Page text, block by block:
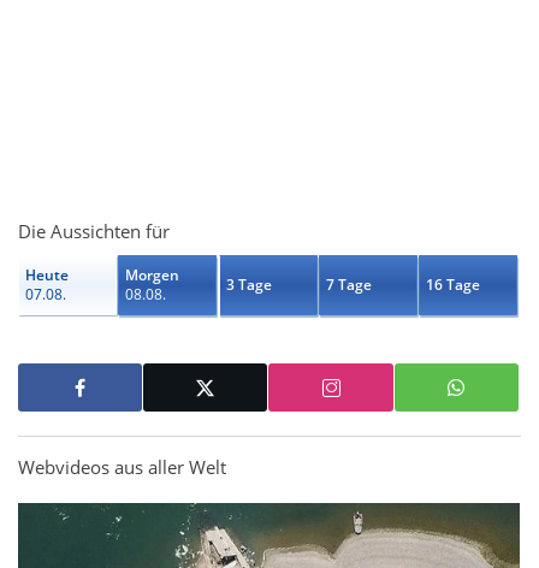
Die Aussichten für
Heute
07.08.
Morgen
08.08.
3 Tage 7 Tage 16 Tage
Webvideos aus aller Welt